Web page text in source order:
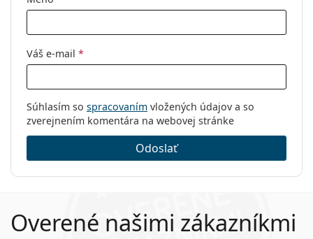
Váš e-mail *
Súhlasím so spracovaním vložených údajov a so
zverejnením komentára na webovej stránke
Odoslať
Overené našimi zákazníkmi